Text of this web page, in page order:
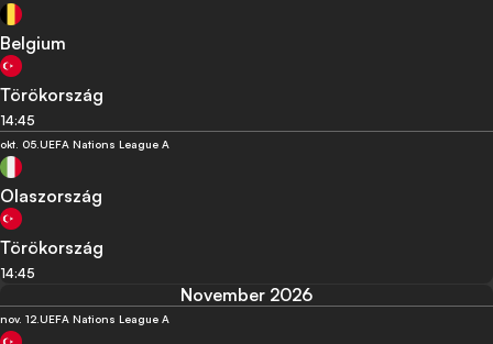
Belgium
Törökország
14:45
okt. 05.UEFA Nations League A
Olaszország
Törökország
14:45
November 2026
nov. 12.UEFA Nations League A